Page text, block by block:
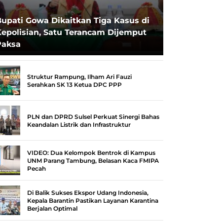
Gowa Dikaitkan Tiga Kasus di
Satu Terancam Dijemput
Struktur Rampung, Ilham Ari Fauzi
Serahkan SK 13 Ketua DPC PPP
PLN dan DPRD Sulsel Perkuat Sinergi Bahas
Keandalan Listrik dan Infrastruktur
VIDEO: Dua Kelompok Bentrok di Kampus
UNM Parang Tambung, Belasan Kaca FMIPA
Pecah
Di Balik Sukses Ekspor Udang Indonesia,
Kepala Barantin Pastikan Layanan Karantina
Berjalan Optimal